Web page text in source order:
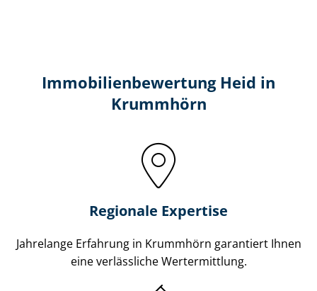
Immobilien­bewertung Heid in
Krummhörn
Regionale Expertise
Jahrelange Erfahrung in Krummhörn garantiert Ihnen
eine verlässliche Wertermittlung.